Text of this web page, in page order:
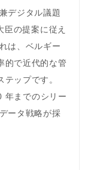
デジタル議題
の提案に従え
は、ベルギー
的で近代的な管
ップです。
年までのシリー
ータ戦略が採